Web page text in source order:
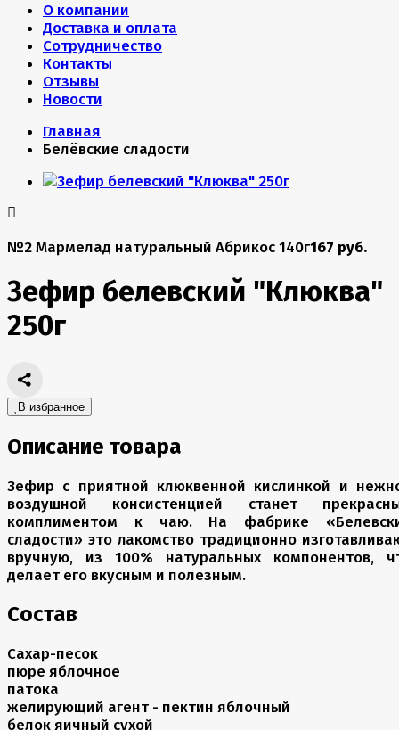
О компании
Доставка и оплата
Сотрудничество
Контакты
Отзывы
Новости
Главная
Белёвские сладости
№2 Мармелад натуральный Абрикос 140г167 руб.
Зефир белевский "Клюква"
250г
В избранное
Описание товара
Зефир с приятной клюквенной кислинкой и
воздушной консистенцией станет
комплиментом к чаю. На фабрике
сладости» это лакомство традиционно
вручную, из 100% натуральных компонентов,
делает его вкусным и полезным.
Состав
Cахар-песок
пюре яблочное
патока
желирующий агент - пектин яблочный
белок яичный сухой